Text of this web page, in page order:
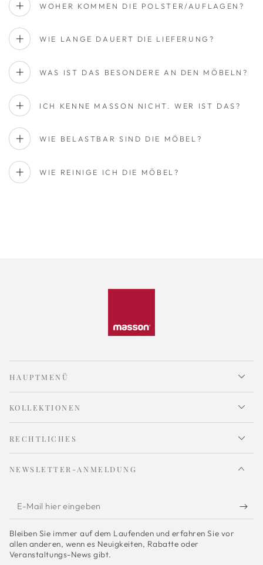
WOHER KOMMEN DIE POLSTER/AUFLAGEN?
WIE LANGE DAUERT DIE LIEFERUNG?
WAS IST DAS BESONDERE AN DEN MÖBELN?
ICH KENNE MASSON NICHT. WER IST DAS?
WIE BELASTBAR SIND DIE MÖBEL?
WIE REINIGE ICH DIE MÖBEL?
HAUPTMENÜ
KOLLEKTIONEN
RECHTLICHES
NEWSLETTER-ANMELDUNG
E-
Mail
hier
eingeben
Bleiben Sie immer auf dem Laufenden und erfahren Sie vor
allen anderen, wenn es Neuigkeiten, Rabatte oder
Veranstaltungs-News gibt.